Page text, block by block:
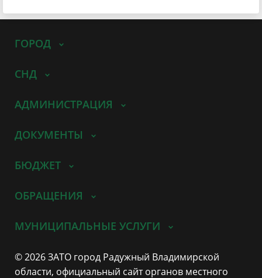
ГОРОД
СНД
АДМИНИСТРАЦИЯ
ДОКУМЕНТЫ
БЮДЖЕТ
ОБРАЩЕНИЯ
МУНИЦИПАЛЬНЫЕ УСЛУГИ
© 2026 ЗАТО город Радужный Владимирской
области, официальный сайт органов местного